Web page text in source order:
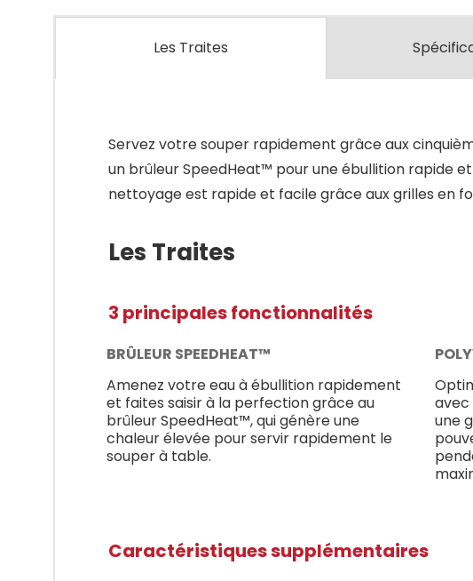
Les Traites
Servez votre souper rapidement grâce aux
un brûleur SpeedHeat™ pour une ébullition rapide
nettoyage est rapide et facile grâce aux grilles en
Les Traites
3 principales fonctionnalités
BRÛLEUR SPEEDHEAT™
Amenez votre eau à ébullition rapidement
et faites saisir à la perfection grâce au
brûleur SpeedHeat™, qui génère une
chaleur élevée pour servir rapidement le
souper à table.
avec
une
Caractéristiques supplémentaires